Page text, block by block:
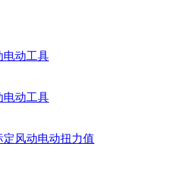
电动工具
电动工具
定风动电动扭力值